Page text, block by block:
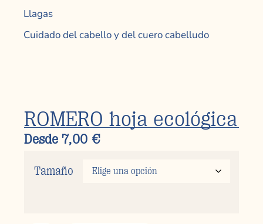
Llagas
Cuidado del cabello y del cuero cabelludo
ROMERO hoja ecológica
Desde 7,00 €
Tamaño